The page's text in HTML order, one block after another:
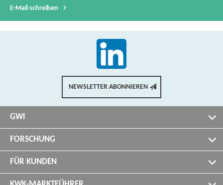
E-​Mail schreiben
NEWSLETTER ABONNIEREN
GWI
FORSCHUNG
FÜR KUNDEN